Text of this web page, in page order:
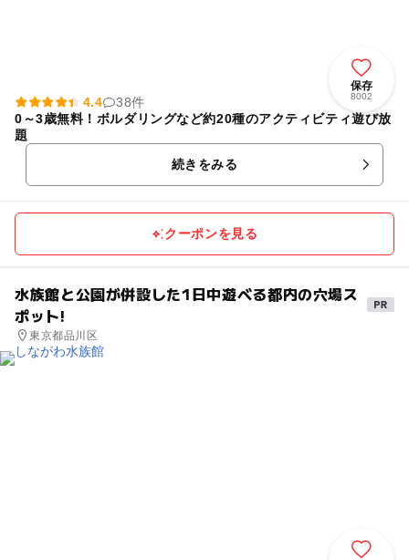
保存
8002
4.4
38件
0～3歳無料！ボルダリングなど約20種のアクティビティ遊び放
題
続きをみる
クーポンを見る
水族館と公園が併設した1日中遊べる都内の穴場ス
ポット!
東京都品川区